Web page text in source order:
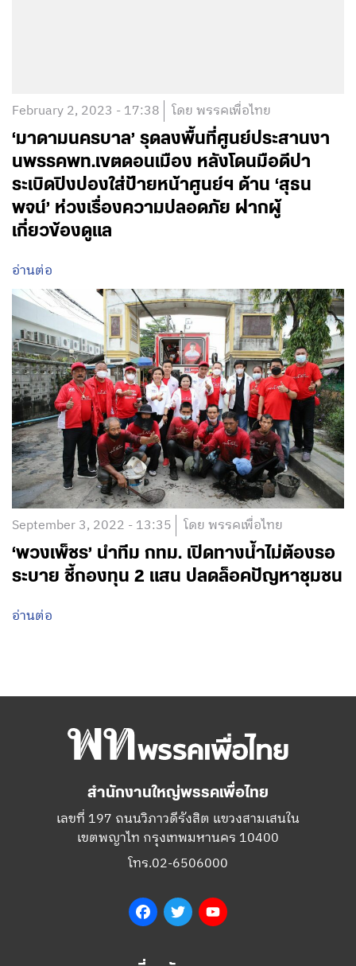
February 2, 2023 - 17:38 โดย พรรคเพื่อไทย
‘มาดามนครบาล’ รุดลงพื้นที่ศูนย์ประสานงา
นพรรคพท.เขตดอนเมือง หลังโดนมือดีปา
ระเบิดปิงปองใส่ป้ายหน้าศูนย์ฯ ด้าน ‘สุธน
พจน์’ ห่วงเรื่องความปลอดภัย ฝากผู้
เกี่ยวข้องดูแล
อ่านต่อ
September 3, 2022 - 13:35 โดย พรรคเพื่อไทย
‘พวงเพ็ชร’ นำทีม กทม. เปิดทางน้ำไม่ต้องรอ
ระบาย ชี้กองทุน 2 แสน ปลดล็อคปัญหาชุมชน
อ่านต่อ
สำนักงานใหญ่พรรคเพื่อไทย
เลขที่ 197 ถนนวิภาวดีรังสิต แขวงสามเสนใน
เขตพญาไท กรุงเทพมหานคร 10400
โทร.02-6506000
FacebookTwitter